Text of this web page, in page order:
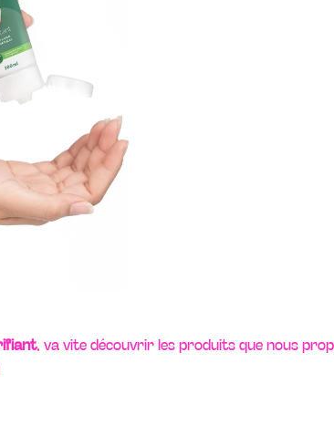
, va vite découvrir les produits que nous